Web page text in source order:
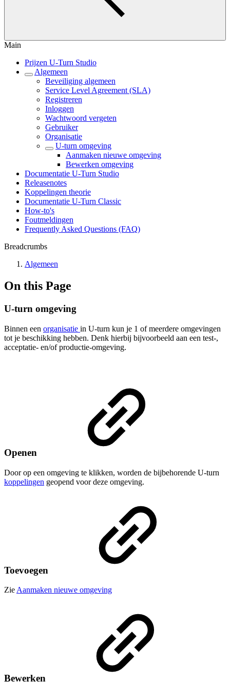
Main
Prijzen U-Turn Studio
Algemeen
Beveiliging algemeen
Service Level Agreement (SLA)
Registreren
Inloggen
Wachtwoord vergeten
Gebruiker
Organisatie
U-turn omgeving
Aanmaken nieuwe omgeving
Bewerken omgeving
Documentatie U-Turn Studio
Releasenotes
Koppelingen theorie
Documentatie U-Turn Classic
How-to's
Foutmeldingen
Frequently Asked Questions (FAQ)
Breadcrumbs
Algemeen
On this Page
U-turn omgeving
Binnen een organisatie in U-turn kun je 1 of meerdere omgevingen
tot je beschikking hebben. Denk hierbij bijvoorbeeld aan een test-,
acceptatie- en/of productie-omgeving.
Openen
Door op een omgeving te klikken, worden de bijbehorende U-turn
koppelingen geopend voor deze omgeving.
Toevoegen
ZieAanmaken nieuwe omgeving
Bewerken